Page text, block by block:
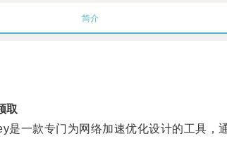
简介
取
一款专门为网络加速优化设计的工具，